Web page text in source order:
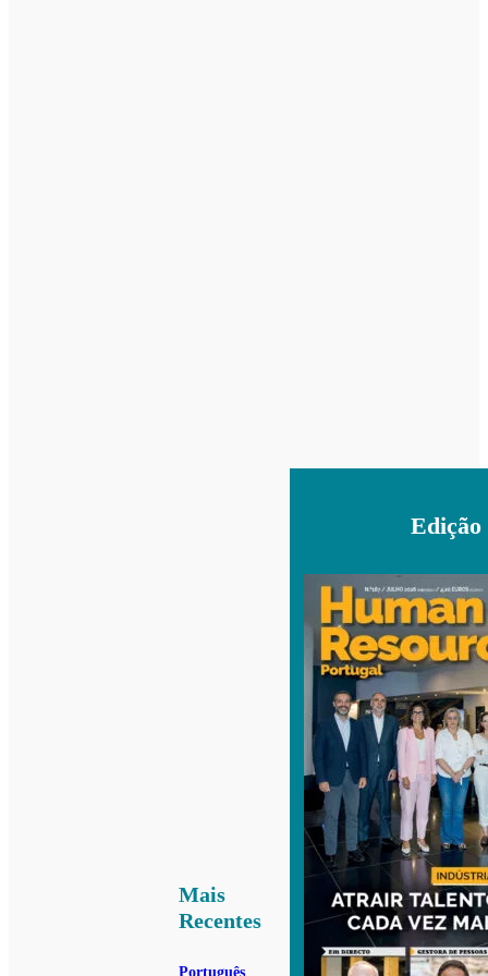
Mais
Recentes
Português
Edição